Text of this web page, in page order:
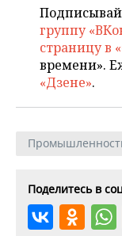
группу
страницу в
времени».
«Дзене».
Поделитесь в